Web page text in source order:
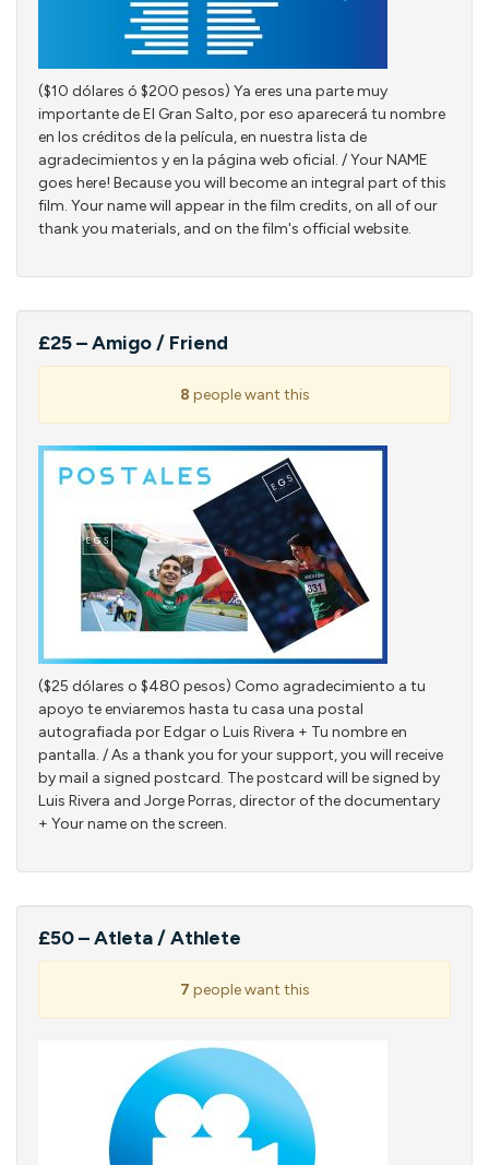
($10 dólares ó $200 pesos) Ya eres una parte muy
importante de El Gran Salto, por eso aparecerá tu nombre
en los créditos de la película, en nuestra lista de
agradecimientos y en la página web oficial. / Your NAME
goes here! Because you will become an integral part of this
film. Your name will appear in the film credits, on all of our
thank you materials, and on the film's official website.
£25 – Amigo / Friend
8 people want this
($25 dólares o $480 pesos) Como agradecimiento a tu
apoyo te enviaremos hasta tu casa una postal
autografiada por Edgar o Luis Rivera + Tu nombre en
pantalla. / As a thank you for your support, you will receive
by mail a signed postcard. The postcard will be signed by
Luis Rivera and Jorge Porras, director of the documentary
+ Your name on the screen.
£50 – Atleta / Athlete
7 people want this